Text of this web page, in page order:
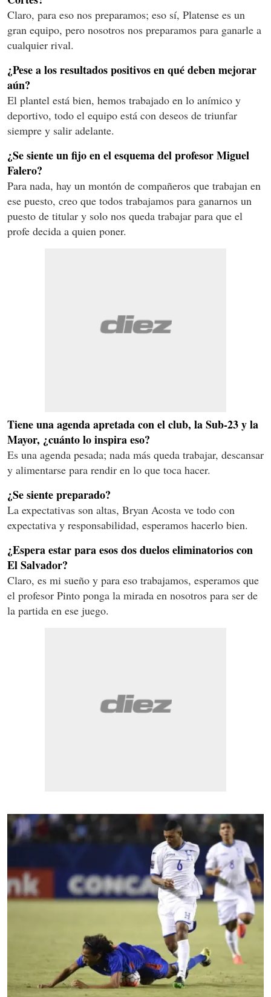
Claro, para eso nos preparamos; eso sí, Platense es un
gran equipo, pero nosotros nos preparamos para ganarle a
cualquier rival.
¿Pese a los resultados positivos en qué deben mejorar
aún?
El plantel está bien, hemos trabajado en lo anímico y
deportivo, todo el equipo está con deseos de triunfar
siempre y salir adelante.
¿Se siente un fijo en el esquema del profesor Miguel
Falero?
Para nada, hay un montón de compañeros que trabajan en
ese puesto, creo que todos trabajamos para ganarnos un
puesto de titular y solo nos queda trabajar para que el
profe decida a quien poner.
Tiene una agenda apretada con el club, la Sub-23 y la
Mayor, ¿cuánto lo inspira eso?
Es una agenda pesada; nada más queda trabajar, descansar
y alimentarse para rendir en lo que toca hacer.
¿Se siente preparado?
La expectativas son altas, Bryan Acosta ve todo con
expectativa y responsabilidad, esperamos hacerlo bien.
¿Espera estar para esos dos duelos eliminatorios con
El Salvador?
Claro, es mi sueño y para eso trabajamos, esperamos que
el profesor Pinto ponga la mirada en nosotros para ser de
la partida en ese juego.